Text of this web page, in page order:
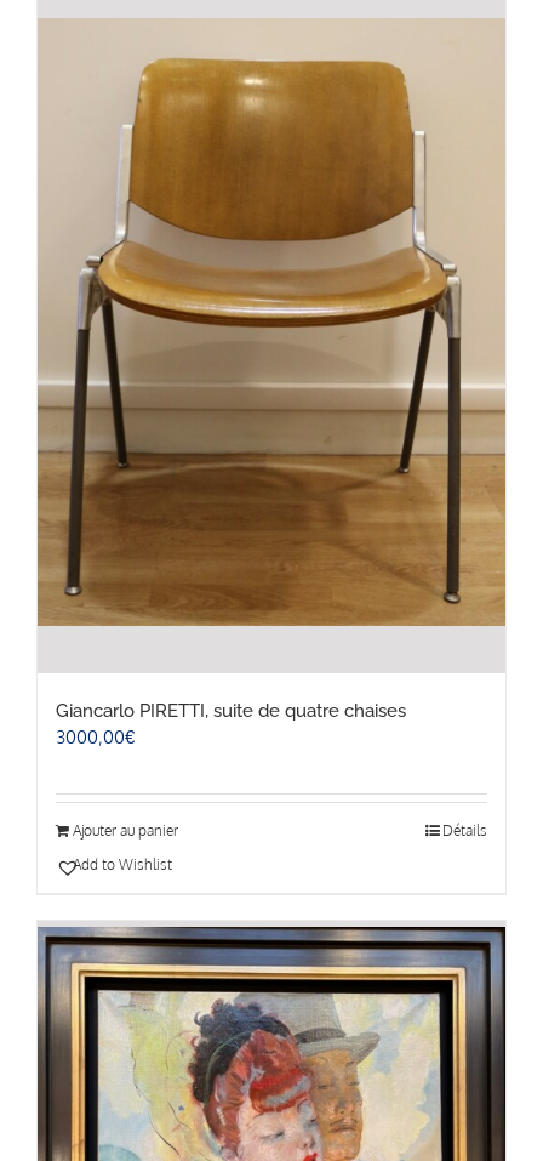
Giancarlo PIRETTI, suite de quatre chaises
3000,00€
Ajouter au panier
Détails
Add to Wishlist